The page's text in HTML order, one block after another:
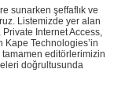
sunarken şeffaflık ve
Listemizde yer alan
Internet Access,
Kape Technologies’in
tamamen editörlerimizin
doğrultusunda